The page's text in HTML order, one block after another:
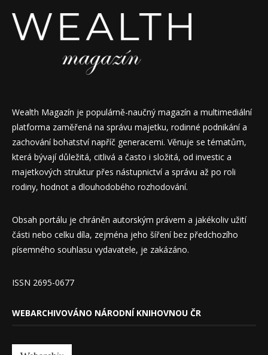
Wealth Magazín je populárně-naučný magazín a multimediální
platforma zaměřená na správu majetku, rodinné podnikání a
zachování bohatství napříč generacemi. Věnuje se tématům,
která bývají důležitá, citlivá a často i složitá, od investic a
majetkových struktur přes nástupnictví a správu až po roli
rodiny, hodnot a dlouhodobého rozhodování.
Obsah portálu je chráněn autorským právem a jakékoliv užití
části nebo celku díla, zejména jeho šíření bez předchozího
písemného souhlasu vydavatele, je zakázáno.
ISSN 2695-0677
WEBARCHIVOVÁNO NÁRODNÍ KNIHOVNOU ČR